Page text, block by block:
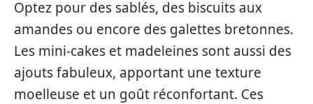
Optez pour des sablés, des biscuits aux
amandes ou encore des galettes bretonnes.
Les mini-cakes et madeleines sont aussi des
ajouts fabuleux, apportant une texture
moelleuse et un goût réconfortant. Ces